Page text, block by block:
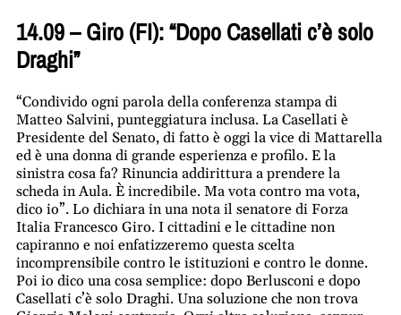
14.09 – Giro (FI): “Dopo Casellati c’è solo
Draghi”
“Condivido ogni parola della conferenza stampa di
Matteo Salvini, punteggiatura inclusa. La Casellati è
Presidente del Senato, di fatto è oggi la vice di Mattarella
ed è una donna di grande esperienza e profilo. E la
sinistra cosa fa? Rinuncia addirittura a prendere la
scheda in Aula. È incredibile. Ma vota contro ma vota,
dico io”. Lo dichiara in una nota il senatore di Forza
Italia Francesco Giro. I cittadini e le cittadine non
capiranno e noi enfatizzeremo questa scelta
incomprensibile contro le istituzioni e contro le donne.
Poi io dico una cosa semplice: dopo Berlusconi e dopo
Casellati c’è solo Draghi. Una soluzione che non trova